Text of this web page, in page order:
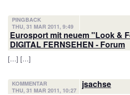
PINGBACK
THU, 31 MAR 2011, 9:49
Eurosport mit neuem "Look &
DIGITAL FERNSEHEN - Forum
[…] […]
KOMMENTAR
THU, 31 MAR 2011, 10:27
jsachse